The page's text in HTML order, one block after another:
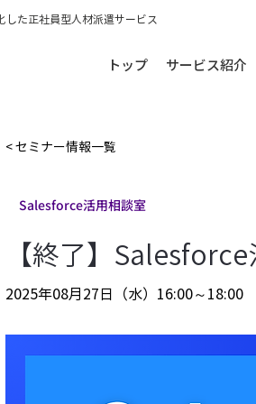
した正社員型人材派遣サービス
トップ サービス紹介
< セミナー情報一覧
Salesforce活用相談室
【終了】
2025年08月27日（水）16:00～18:00